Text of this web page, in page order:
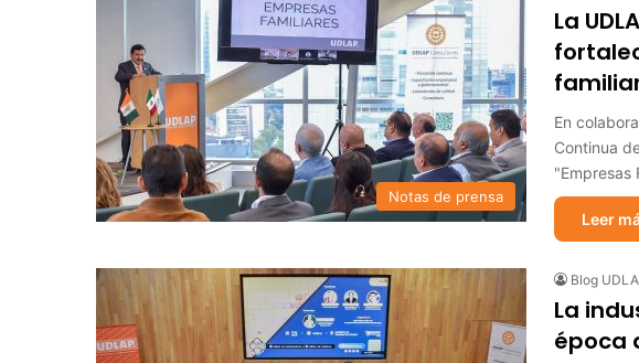
Notas de prensa
La
En
Continua
"Empresas
Leer
Blog
La
época